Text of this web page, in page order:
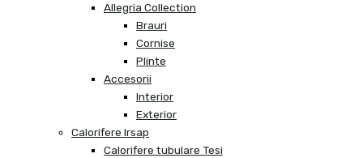
Allegria Collection
Brauri
Cornise
Plinte
Accesorii
Interior
Exterior
Calorifere Irsap
Calorifere tubulare Tesi